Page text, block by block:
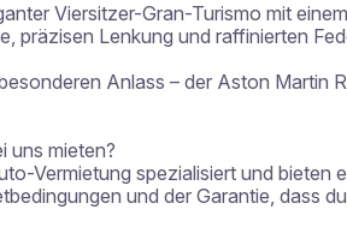
Viersitzer-Gran-Turismo mit
präzisen Lenkung und raffinierten
Anlass – der Aston
uns mieten?
Vermietung spezialisiert und
und der Garantie, dass